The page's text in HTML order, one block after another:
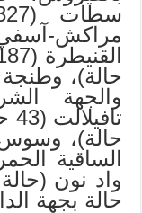
واد نون
حالة بجهة